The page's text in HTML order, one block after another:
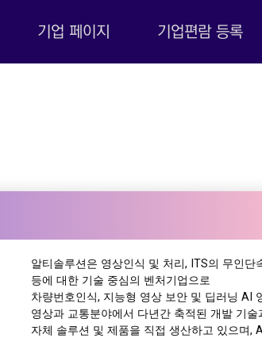
기업 페이지 기업편람 등록
알티솔루션은 영상인식 및 처리, ITS의 무인단
등에 대한 기술 중심의 벤처기업으로
차량번호인식, 지능형 영상 보안 및 딥러닝 AI
영상과 교통분야에서 다년간 축적된 개발 기술
자체 솔루션 및 제품을 직접 생산하고 있으며,